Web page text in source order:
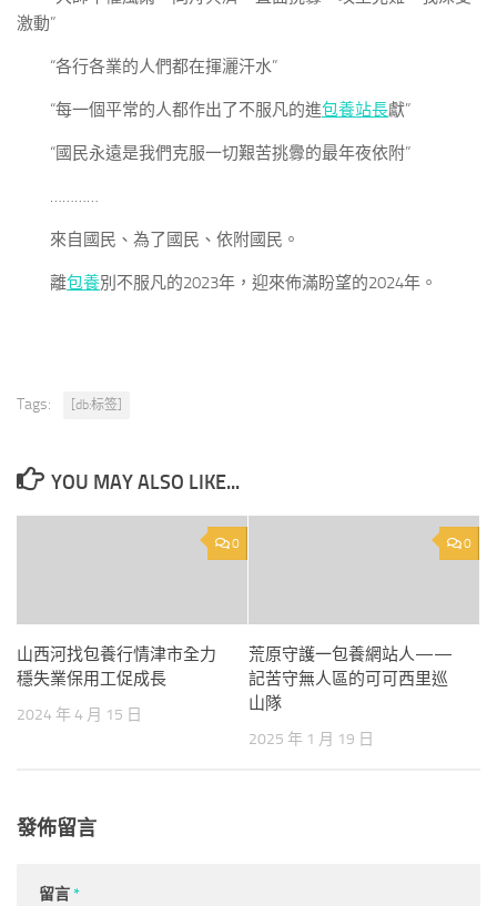
激動”
“各行各業的人們都在揮灑汗水”
“每一個平常的人都作出了不服凡的進包養站長獻”
“國民永遠是我們克服一切艱苦挑釁的最年夜依附”
…………
來自國民、為了國民、依附國民。
離包養別不服凡的2023年，迎來佈滿盼望的2024年。
Tags: [db:标签]
YOU MAY ALSO LIKE...
0
山西河找包養行情津市全力
穩失業保用工促成長
2024 年 4 月 15 日
0
荒原守護一包養網站人——
記苦守無人區的可可西里巡
山隊
2025 年 1 月 19 日
發佈留言
留言*